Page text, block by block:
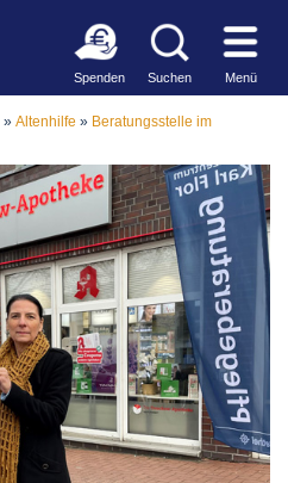
Spenden Suchen Menü
» Altenhilfe » Beratungsstelle im